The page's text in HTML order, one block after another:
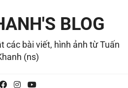
BLOG
các bài viết, hình ảnh từ Tuấn
(ns)